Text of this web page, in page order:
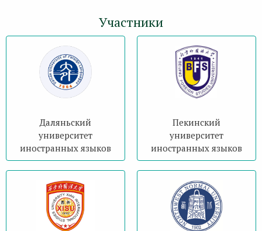
Участники
Даляньский
университет
иностранных языков
Пекинский
университет
иностранных языков